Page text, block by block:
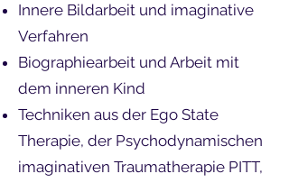
Innere Bildarbeit und imaginative
Verfahren
Biographiearbeit und Arbeit mit
dem inneren Kind
Techniken aus der Ego State
Therapie, der Psychodynamischen
imaginativen Traumatherapie PITT,